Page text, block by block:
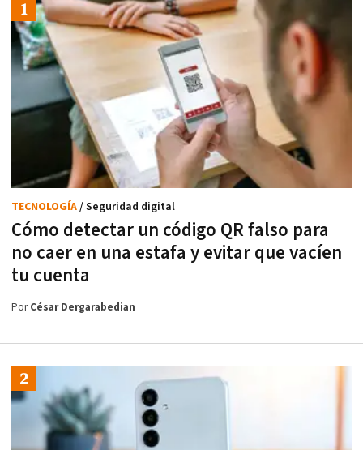
Cómo detectar un código QR falso para
no caer en una estafa y evitar que vacíen
tu cuenta
TECNOLOGÍA/ Seguridad digital
PorCésar Dergarabedian